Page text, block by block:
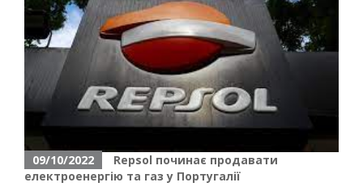
09/10/2022
Repsol починає продавати
електроенергію та газ у Португалії